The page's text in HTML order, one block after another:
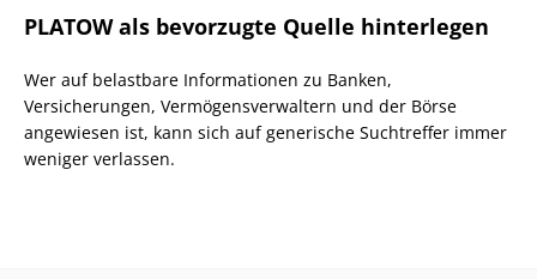
PLATOW als bevorzugte Quelle hinterlegen
Wer auf belastbare Informationen zu Banken,
Versicherungen, Vermögensverwaltern und der Börse
angewiesen ist, kann sich auf generische Suchtreffer immer
weniger verlassen.